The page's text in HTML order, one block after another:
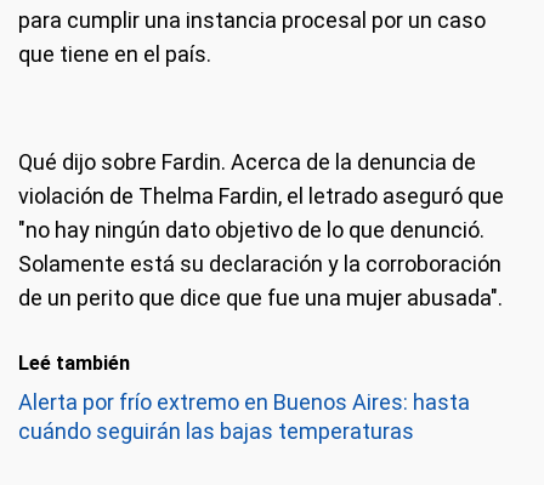
para cumplir una instancia procesal por un caso
que tiene en el país.
Qué dijo sobre Fardin. Acerca de la denuncia de
violación de Thelma Fardin, el letrado aseguró que
"no hay ningún dato objetivo de lo que denunció.
Solamente está su declaración y la corroboración
de un perito que dice que fue una mujer abusada".
Leé también
Alerta por frío extremo en Buenos Aires: hasta
cuándo seguirán las bajas temperaturas